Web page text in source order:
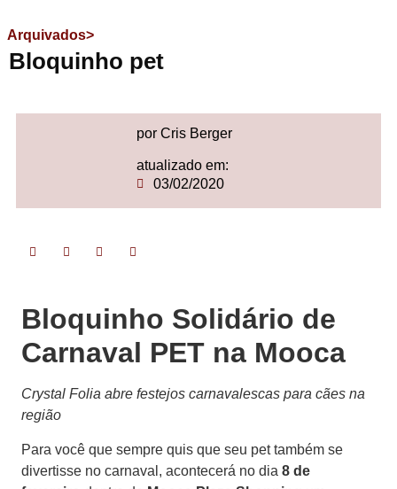
Arquivados>
Bloquinho pet
por Cris Berger
atualizado em:
03/02/2020
Bloquinho Solidário de
Carnaval PET na Mooca
Crystal Folia abre festejos carnavalescas para cães na
região
Para você que sempre quis que seu pet também se
divertisse no carnaval, acontecerá no dia 8 de